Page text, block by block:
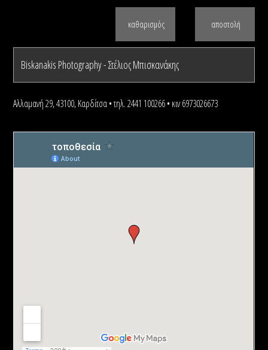
καθαρισμός αποστολή
Biskanakis Photography - Στέλιος Μπισκανάκης
Αλλαμανή 29, 43100, Καρδίτσα • τηλ. 2441 100266 • κιν 6973026673